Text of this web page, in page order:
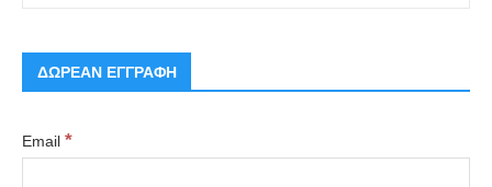
ΔΩΡΕΑΝ ΕΓΓΡΑΦΗ
Email *